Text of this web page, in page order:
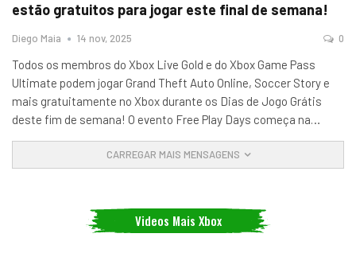
estão gratuitos para jogar este final de semana!
Diego Maia 14 nov, 2025 0
Todos os membros do Xbox Live Gold e do Xbox Game Pass
Ultimate podem jogar Grand Theft Auto Online, Soccer Story e
mais gratuitamente no Xbox durante os Dias de Jogo Grátis
deste fim de semana! O evento Free Play Days começa na…
CARREGAR MAIS MENSAGENS
Videos Mais Xbox